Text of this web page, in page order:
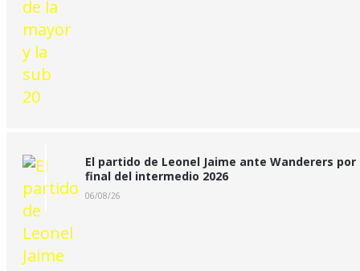
El partido de Leonel Jaime ante Wanderers por
final del intermedio 2026
06/08/26